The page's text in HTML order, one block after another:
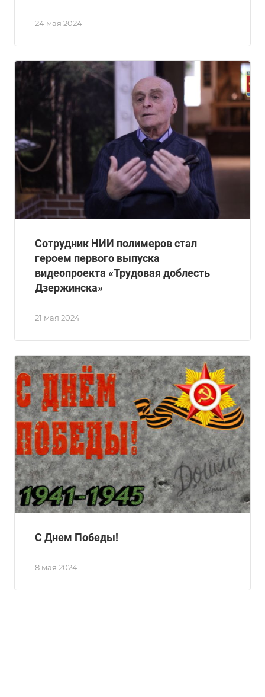
24 мая 2024
21 мая 2024
Сотрудник НИИ полимеров стал
героем первого выпуска
видеопроекта «Трудовая доблесть
Дзержинска»
8 мая 2024
С Днем Победы!